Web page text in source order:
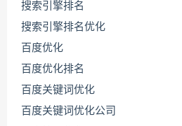
搜索引擎排名
搜索引擎排名优化
百度优化
百度优化排名
百度关键词优化
百度关键词优化公司